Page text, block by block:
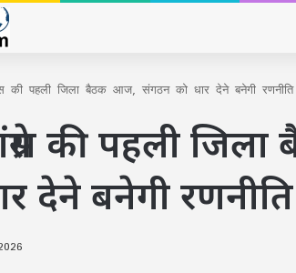
की पहली जिला बैठक आज, संगठन को धार देने बनेगी रणनीति
की पहली
देने बनेगी रणनीति